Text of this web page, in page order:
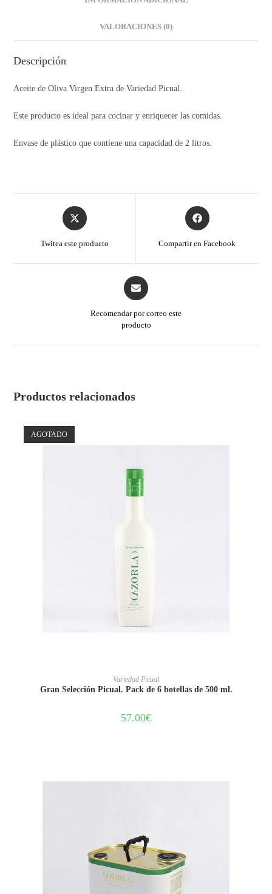
VALORACIONES (0)
Descripción
Aceite de Oliva Virgen Extra de Variedad Picual.
Este producto es ideal para cocinar y enriquecer las comidas.
Envase de plástico que contiene una capacidad de 2 litros.
Twitea este producto Compartir en Facebook
Recomendar por correo este
producto
Productos relacionados
AGOTADO
LEER MÁS
Variedad Picual
Gran Selección Picual. Pack de 6 botellas de 500 ml.
57.00€